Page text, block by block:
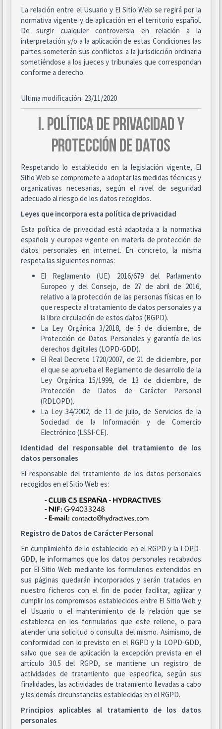
La relación entre el Usuario y El Sitio Web se regirá por la
normativa vigente y de aplicación en el territorio español.
De surgir cualquier controversia en relación a la
interpretación y/o a la aplicación de estas Condiciones las
partes someterán sus conflictos a la jurisdicción ordinaria
sometiéndose a los jueces y tribunales que correspondan
conforme a derecho.
Ultima modificación: 23/11/2020
I. POLÍTICA DE PRIVACIDAD Y
PROTECCIÓN DE DATOS
Respetando lo establecido en la legislación vigente, El
Sitio Web se compromete a adoptar las medidas técnicas y
organizativas necesarias, según el nivel de seguridad
adecuado al riesgo de los datos recogidos.
Leyes que incorpora esta política de privacidad
Esta política de privacidad está adaptada a la normativa
española y europea vigente en materia de protección de
datos personales en internet. En concreto, la misma
respeta las siguientes normas:
El Reglamento (UE) 2016/679 del Parlamento
Europeo y del Consejo, de 27 de abril de 2016,
relativo a la protección de las personas físicas en lo
que respecta al tratamiento de datos personales y a
la libre circulación de estos datos (RGPD).
La Ley Orgánica 3/2018, de 5 de diciembre, de
Protección de Datos Personales y garantía de los
derechos digitales (LOPD-GDD).
El Real Decreto 1720/2007, de 21 de diciembre, por
el que se aprueba el Reglamento de desarrollo de la
Ley Orgánica 15/1999, de 13 de diciembre, de
Protección de Datos de Carácter Personal
(RDLOPD).
La Ley 34/2002, de 11 de julio, de Servicios de la
Sociedad de la Información y de Comercio
Electrónico (LSSI-CE).
Identidad del responsable del tratamiento de los
datos personales
El responsable del tratamiento de los datos personales
recogidos en el Sitio Web es:
Registro de Datos de Carácter Personal
En cumplimiento de lo establecido en el RGPD y la LOPD-
GDD, le informamos que los datos personales recabados
por El Sitio Web mediante los formularios extendidos en
sus páginas quedarán incorporados y serán tratados en
nuestro ficheros con el fin de poder facilitar, agilizar y
cumplir los compromisos establecidos entre El Sitio Web y
el Usuario o el mantenimiento de la relación que se
establezca en los formularios que este rellene, o para
atender una solicitud o consulta del mismo. Asimismo, de
conformidad con lo previsto en el RGPD y la LOPD-GDD,
salvo que sea de aplicación la excepción prevista en el
artículo 30.5 del RGPD, se mantiene un registro de
actividades de tratamiento que especifica, según sus
finalidades, las actividades de tratamiento llevadas a cabo
y las demás circunstancias establecidas en el RGPD.
Principios aplicables al tratamiento de los datos
personales